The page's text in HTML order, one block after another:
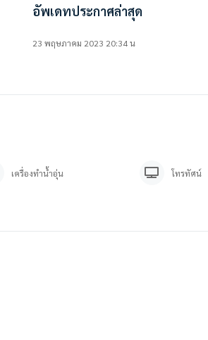
อัพเดทประกาศล่าสุด
23 พฤษภาคม 2023 20:34 น
เครื่องทำน้ำอุ่น โทรทัศน์